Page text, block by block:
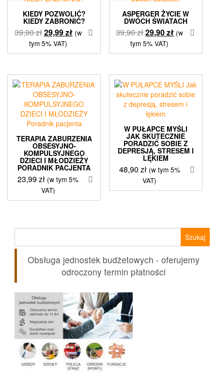
KIEDY POZWOLIĆ?
KIEDY ZABRONIĆ?
39,90złPierwotna
cena
wynosiła:
29,99złAktualna
wynosi:
(w
tym 5% VAT)
ASPERGER ŻYCIE W
DWÓCH ŚWIATACH
39,90złPierwotna
cena
wynosiła:
29,90złAktualna
wynosi:
(w
tym 5% VAT)
TERAPIA ZABURZENIA
OBSESYJNO-
KOMPULSYJNEGO
DZIECI I MŁODZIEŻY
PORADNIK PACJENTA
23,99zł (w tym 5%
VAT)
W PUŁAPCE MYŚLI
JAK SKUTECZNIE
PORADZIĆ SOBIE Z
DEPRESJĄ, STRESEM I
LĘKIEM
48,90 zł (w tym 5%
VAT)
Obsługa jednostek budżetowych - oferujemy
odroczony termin płatności